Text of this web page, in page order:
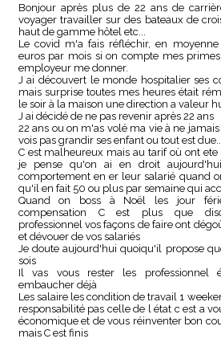
Bonjour après plus de 22 ans de
voyager travailler sur des bateaux de
haut de gamme hôtel etc...
Le covid m'a fais réfléchir, en
euros par mois si on compte mes
employeur me donner.
J ai découvert le monde hospitalier ses
mais surprise toutes mes heures était
le soir à la maison une direction a valeur
J ai décidé de ne pas revenir après 22 ans
22 ans ou on m'as volé ma vie à ne
vois pas grandir ses enfant ou tout est due....
C est malheureux mais au tarif où ont
je pense qu'on ai en droit
comportement en er leur salarié quand
qu'il en fait 50 ou plus par semaine qui
Quand on boss à Noël les jour
compensation C est plus que
professionnel vos façons de faire ont
et dévouer de vos salariés
Je doute aujourd'hui quoiqu'il propose
sois
Il vas vous rester les professionnel
embaucher déjà
Les salaire les condition de travail 1
responsabilité pas celle de l état c est a
économique et de vous réinventer bon
mais C est finis